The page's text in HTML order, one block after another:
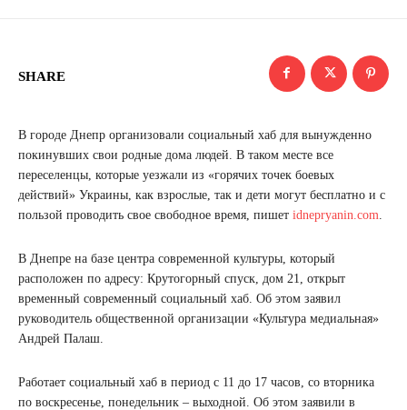
SHARE
В городе Днепр организовали социальный хаб для вынужденно
покинувших свои родные дома людей. В таком месте все
переселенцы, которые уезжали из «горячих точек боевых
действий» Украины, как взрослые, так и дети могут бесплатно и с
пользой проводить свое свободное время, пишет idnepryanin.com
В Днепре на базе центра современной культуры, который
расположен по адресу: Крутогорный спуск, дом 21, открыт
временный современный социальный хаб. Об этом заявил
руководитель общественной организации «Культура медиальная»
Андрей Палаш.
Работает социальный хаб в период с 11 до 17 часов, со вторника
по воскресенье, понедельник – выходной. Об этом заявили в